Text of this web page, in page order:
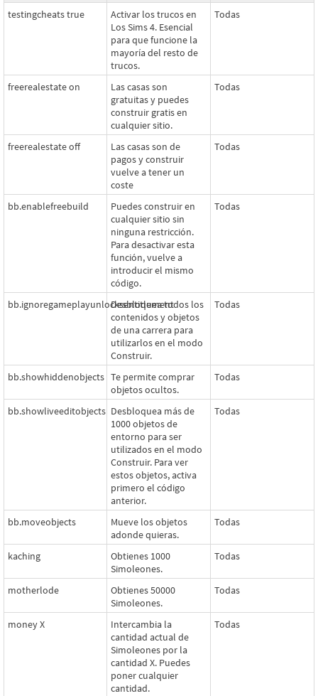
testingcheats true
Activar los trucos en
Los Sims 4. Esencial
para que funcione la
mayoría del resto de
trucos.
Todas
freerealestate on
Las casas son
gratuitas y puedes
construir gratis en
cualquier sitio.
Todas
freerealestate off
Las casas son de
pagos y construir
vuelve a tener un
coste
Todas
bb.enablefreebuild
Puedes construir en
cualquier sitio sin
ninguna restricción.
Para desactivar esta
función, vuelve a
introducir el mismo
código.
Todas
bb.ignoregameplayunlocksentitlement
Desbloquea todos los
contenidos y objetos
de una carrera para
utilizarlos en el modo
Construir.
Todas
bb.showhiddenobjects Te permite comprar
objetos ocultos.
Todas
bb.showliveeditobjects Desbloquea más de
1000 objetos de
entorno para ser
utilizados en el modo
Construir. Para ver
estos objetos, activa
primero el código
anterior.
Todas
bb.moveobjects
Mueve los objetos
adonde quieras.
Todas
kaching
Obtienes 1000
Simoleones.
Todas
motherlode
Obtienes 50000
Simoleones.
Todas
money X
Intercambia la
cantidad actual de
Simoleones por la
cantidad X. Puedes
poner cualquier
cantidad.
Todas